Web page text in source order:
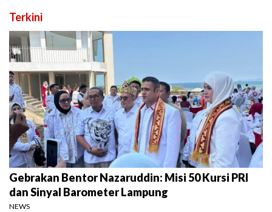
Terkini
Gebrakan Bentor Nazaruddin: Misi 50 Kursi PRI
dan Sinyal Barometer Lampung
NEWS